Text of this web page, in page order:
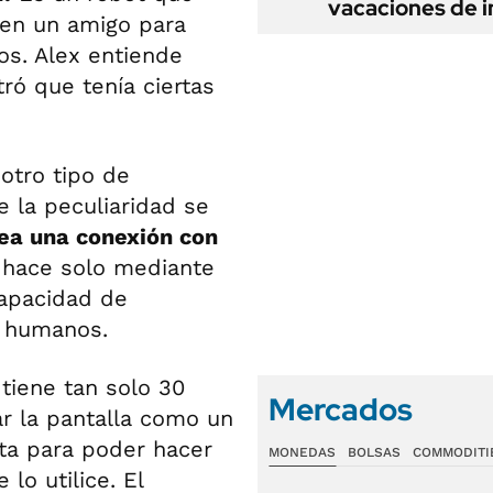
un amigo para
Alex entiende
que tenía ciertas
tipo de
la peculiaridad se
una conexión con
solo mediante
de
tan solo 30
la pantalla como un
para poder hacer
lo utilice. El
vacaciones de
Mercados
MONEDAS BOLSAS